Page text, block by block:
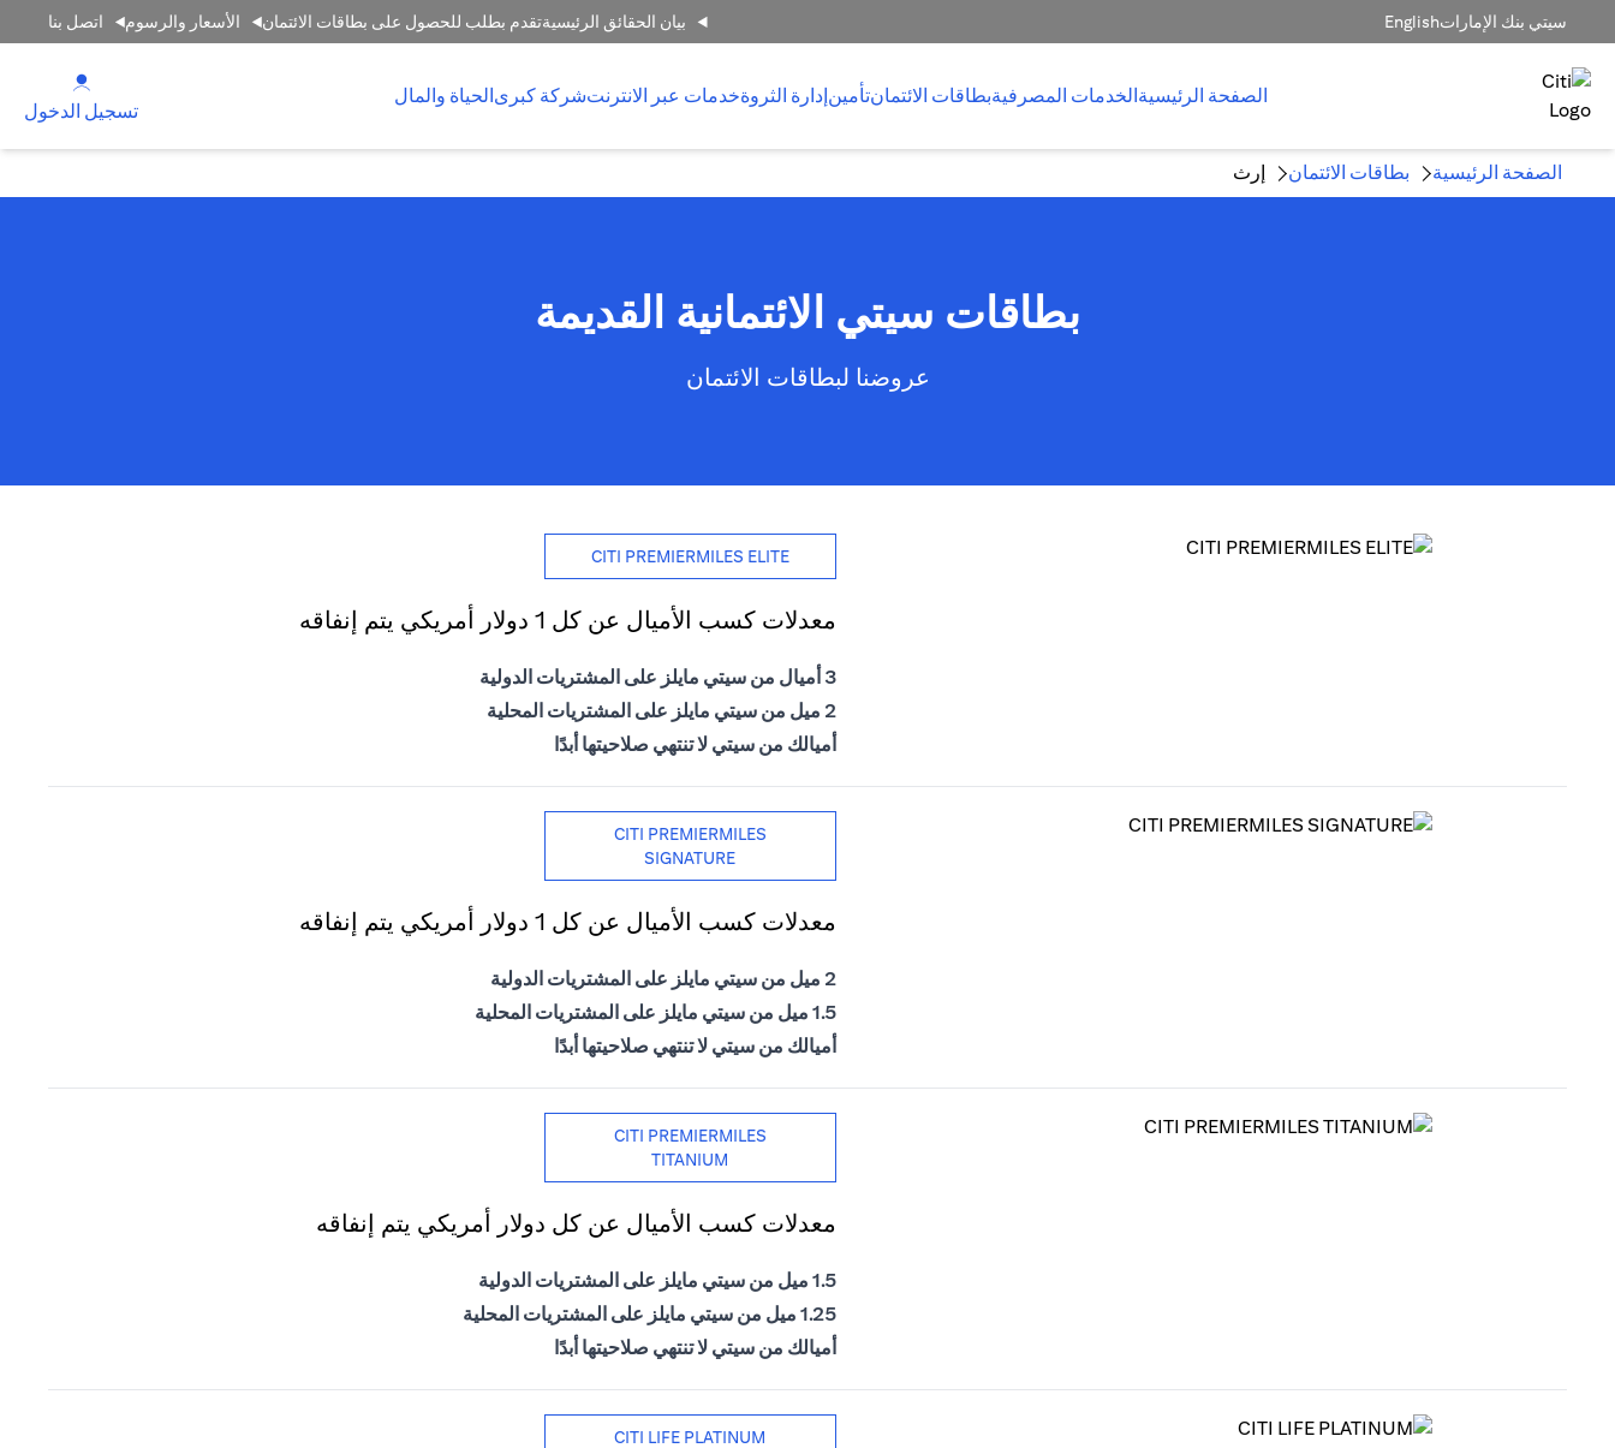
سيتي بنك الإماراتEnglish بيان الحقائق الرئيسيةتقدم بطلب للحصول على بطاقات الائتمان الأسعار والرسوم اتصل بنا
الصفحة الرئيسيةالخدمات المصرفيةبطاقات الائتمانتأمينإدارة الثروةخدمات عبر الانترنتشركة كبرىالحياة والمال
تسجيل الدخول
الصفحة الرئيسية بطاقات الائتمان إرث
بطاقات سيتي الائتمانية القديمة
عروضنا لبطاقات الائتمان
CITI PREMIERMILES ELITE
معدلات كسب الأميال عن كل 1 دولار أمريكي يتم إنفاقه
3 أميال من سيتي مايلز على المشتريات الدولية
2 ميل من سيتي مايلز على المشتريات المحلية
أميالك من سيتي لا تنتهي صلاحيتها أبدًا
CITI PREMIERMILES
SIGNATURE
معدلات كسب الأميال عن كل 1 دولار أمريكي يتم إنفاقه
2 ميل من سيتي مايلز على المشتريات الدولية
1.5 ميل من سيتي مايلز على المشتريات المحلية
أميالك من سيتي لا تنتهي صلاحيتها أبدًا
CITI PREMIERMILES
TITANIUM
معدلات كسب الأميال عن كل دولار أمريكي يتم إنفاقه
1.5 ميل من سيتي مايلز على المشتريات الدولية
1.25 ميل من سيتي مايلز على المشتريات المحلية
أميالك من سيتي لا تنتهي صلاحيتها أبدًا
CITI LIFE PLATINUM